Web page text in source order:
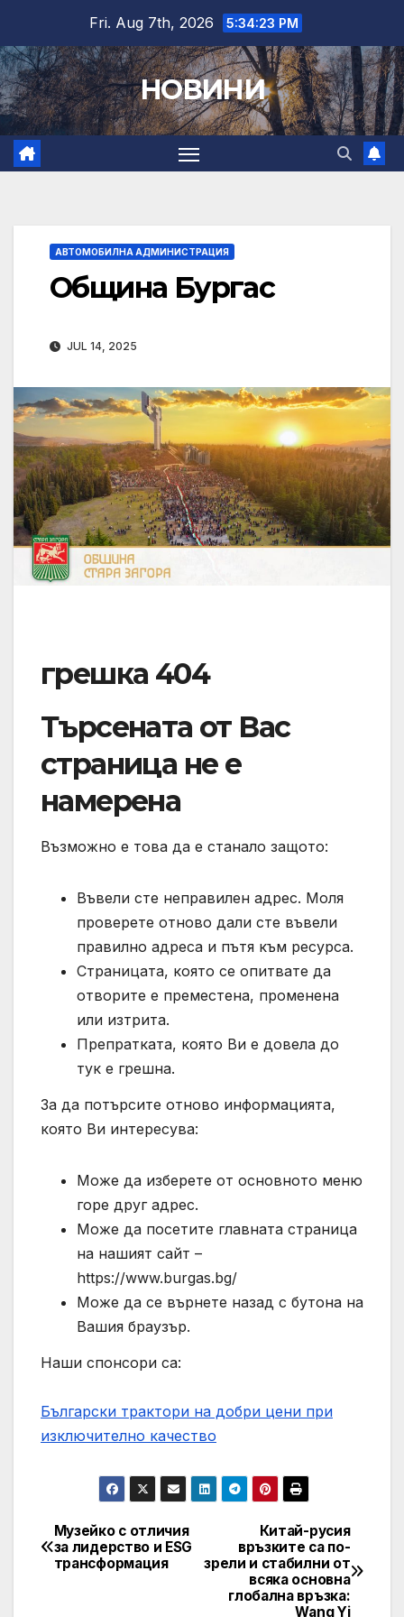
content
Fri. Aug 7th, 2026 5:34:24 PM
НОВИНИ
АВТОМОБИЛНА АДМИНИСТРАЦИЯ
Община Бургас
JUL 14, 2025
грешка 404
Търсената от Вас
страница не е
намерена
Възможно е това да е станало защото:
Въвели сте неправилен адрес. Моля
проверете отново дали сте въвели
правилно адреса и пътя към ресурса.
Страницата, която се опитвате да
отворите е преместена, променена
или изтрита.
Препратката, която Ви е довела до
тук е грешна.
За да потърсите отново информацията,
която Ви интересува:
Може да изберете от основното меню
горе друг адрес.
Може да посетите главната страница
на нашият сайт –
https://www.burgas.bg/
Може да се върнете назад с бутона на
Вашия браузър.
Наши спонсори са:
Български трактори на добри цени при
изключително качество
Post
navigation
Китай-русия
връзките са по-
зрели и стабилни от
всяка основна
глобална връзка:
Wang Yi
Музейко с отличия
за лидерство и ESG
трансформация